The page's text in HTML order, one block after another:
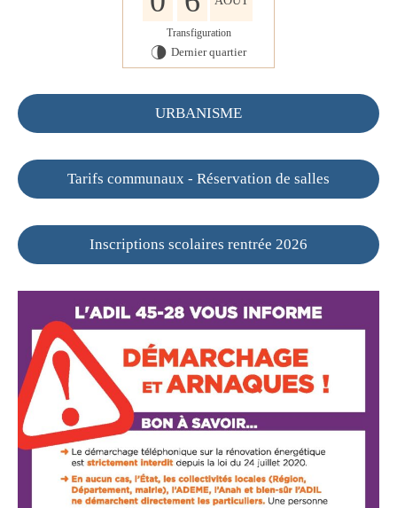
Transfiguration
U Dernier quartier
URBANISME
Tarifs communaux - Réservation de salles
Inscriptions scolaires rentrée 2026